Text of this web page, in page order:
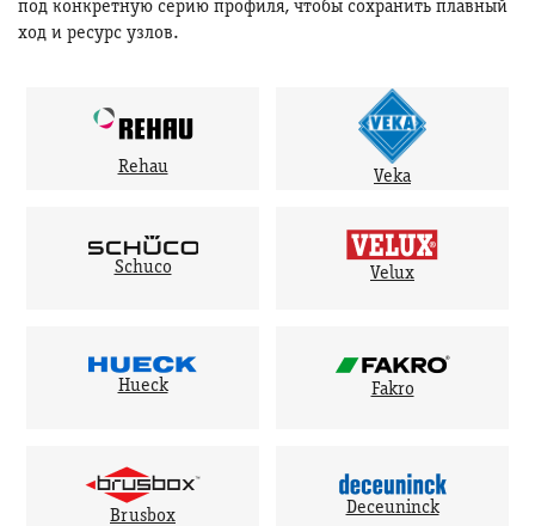
под конкретную серию профиля, чтобы сохранить плавный
ход и ресурс узлов.
Rehau
Veka
Schuco Velux
Hueck Fakro
Brusbox Deceuninck